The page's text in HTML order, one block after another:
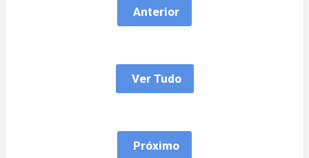
Anterior
Ver Tudo
Próximo